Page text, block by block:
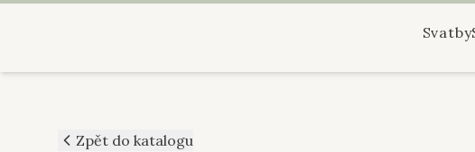
Svatby
Zpět do katalogu